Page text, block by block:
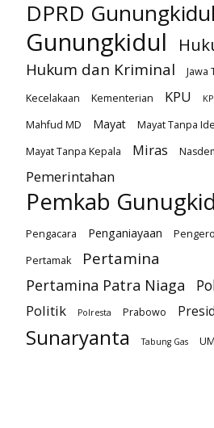
DPRD Gunungkidul
Gunungkidul
Hukum dan Kriminal Jawa
Kecelakaan
Kementerian KPU
Mahfud MD
Mayat
Mayat Tanpa
Mayat Tanpa Kepala
Miras
Pemerintahan
Pemkab
Pengacara Penganiayaan
Pertamak Pertamina
Pertamina Patra Niaga
Politik
Polresta Prabowo
Sunaryanta Tabung Gas